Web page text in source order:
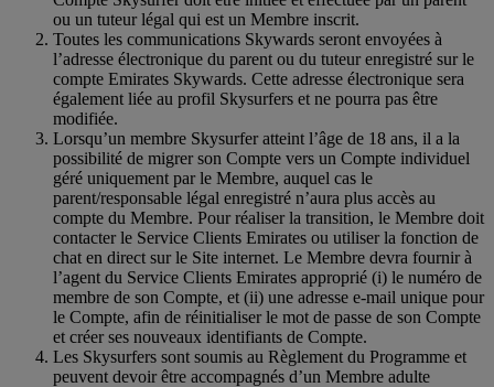
ou un tuteur légal qui est un Membre inscrit.
Toutes les communications Skywards seront envoyées à
l’adresse électronique du parent ou du tuteur enregistré sur le
compte Emirates Skywards. Cette adresse électronique sera
également liée au profil Skysurfers et ne pourra pas être
modifiée.
Lorsqu’un membre Skysurfer atteint l’âge de 18 ans, il a la
possibilité de migrer son Compte vers un Compte individuel
géré uniquement par le Membre, auquel cas le
parent/responsable légal enregistré n’aura plus accès au
compte du Membre. Pour réaliser la transition, le Membre doit
contacter le Service Clients Emirates ou utiliser la fonction de
chat en direct sur le Site internet. Le Membre devra fournir à
l’agent du Service Clients Emirates approprié (i) le numéro de
membre de son Compte, et (ii) une adresse e-mail unique pour
le Compte, afin de réinitialiser le mot de passe de son Compte
et créer ses nouveaux identifiants de Compte.
Les Skysurfers sont soumis au Règlement du Programme et
peuvent devoir être accompagnés d’un Membre adulte